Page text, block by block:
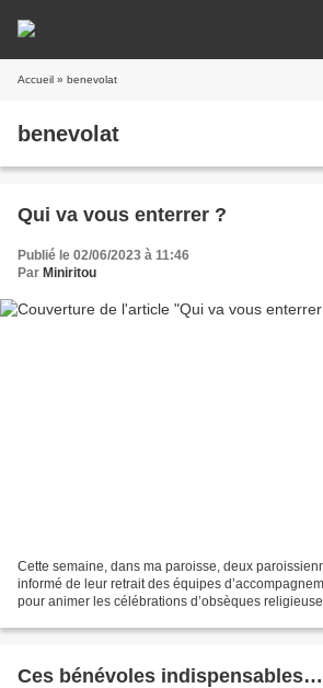
Accueil » benevolat
benevolat
Qui va vous enterrer ?
Publié le 02/06/2023 à 11:46
Par Miniritou
Cette semaine, dans ma paroisse, deux
informé de leur retrait des équipes
pour animer les célébrations d’obsèques
Ces bénévoles indispensables…